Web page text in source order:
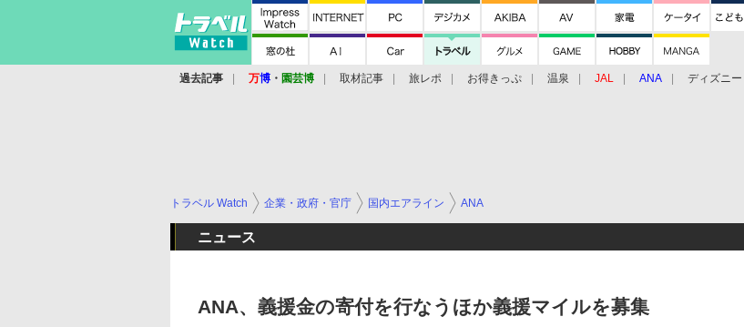
過去記事 万博 ・ 園芸博 取材記事 旅レポ お得きっぷ 温泉 JAL ANA ディズニー
トラベル Watch 企業・政府・官庁 国内エアライン ANA
ニュース
ANA、義援金の寄付を行なうほか義援マイルを募集